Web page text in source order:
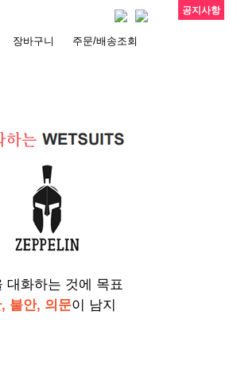
장바구니 주문/배송조회
대화하는 것에 목표
불안, 의문이 남지
공지사항